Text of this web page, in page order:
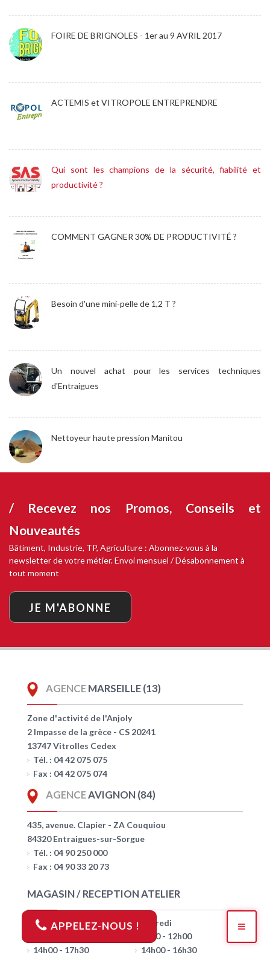
APPELEZ-NOUS !
FOIRE DE BRIGNOLES - 1er au 9 AVRIL 2017
ACTEMIS et VITROPOLE ENTREPRENDRE
Qui sont les champions de la sécurité, fiabilité et
productivité ?
COMMENT GAGNER 30% DE PRODUCTIVITÉ ?
Besoin d'une mini-pelle de 1,2 T ?
Un nouvel achat pour les services techniques
d'Entraigues
Nettoyeur haute pression Manitou
/ Recevez nos Promos, Conseils et
Nouveautés
Bâtiment, Industrie, TP, Agriculture : Abonnez-vous à la
newsletter de votre métier. Envoi mensuel / Désabonnement à
tout moment
JE M'ABONNE
AGENCEMARSEILLE (13)
Zone d'activité de l'Anjoly
2 Impasse de la grèce - CS 20241
13747 Vitrolles Cedex
Tél. : 04 42 075 075
Fax : 04 42 075 074
AGENCEAVIGNON (84)
435, avenue. Clapier - ZA Couquiou
84320 Entraigues-sur-Sorgue
Tél. : 04 90 250 000
Fax : 04 90 33 20 73
MAGASIN / RECEPTION ATELIER
Lundi > Jeudi
14h00 - 17h30
Vendredi
7h30 - 12h00
14h00 - 16h30